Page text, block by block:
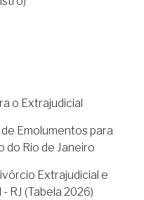
o Extrajudicial
Emolumentos para
do Rio de Janeiro
Extrajudicial e
RJ (Tabela 2026)